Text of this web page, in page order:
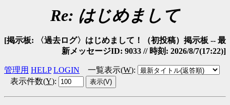
Re: はじめまして
[掲示板: 〈過去ログ〉はじめまして！（初投稿）掲示板 -- 最
新メッセージID: 9033 // 時刻: 2026/8/7(17:22)]
管理用 HELP LOGIN 一覧表示(W):
表示件数(Y):